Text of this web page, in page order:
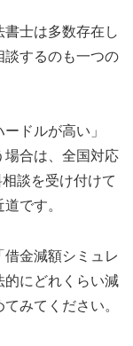
士は多数存在し
談するのも一つの
ドルが高い」
場合は、全国対応
談を受け付けて
です。
金減額シミュレ
的にどれくらい減
みてください。